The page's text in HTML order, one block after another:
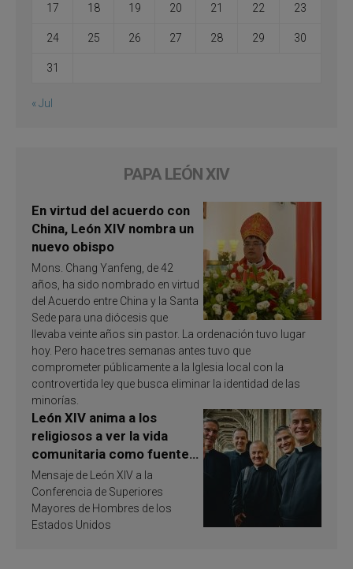
17 18 19 20 21 22 23
24 25 26 27 28 29 30
31
« Jul
PAPA LEÓN XIV
En virtud del acuerdo con
China, León XIV nombra un
nuevo obispo
Mons. Chang Yanfeng, de 42
años, ha sido nombrado en virtud
del Acuerdo entre China y la Santa
Sede para una diócesis que
llevaba veinte años sin pastor. La ordenación tuvo lugar
hoy. Pero hace tres semanas antes tuvo que
comprometer públicamente a la Iglesia local con la
controvertida ley que busca eliminar la identidad de las
minorías.
León XIV anima a los
religiosos a ver la vida
comunitaria como fuente
de inspiración y
santificación
Mensaje de León XIV a la
Conferencia de Superiores
Mayores de Hombres de los
Estados Unidos